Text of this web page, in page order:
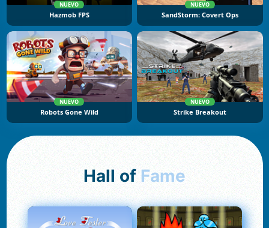
NUEVO
Hazmob FPS
NUEVO
SandStorm: Covert Ops
NUEVO
Robots Gone Wild
NUEVO
Strike Breakout
Hall of Fame